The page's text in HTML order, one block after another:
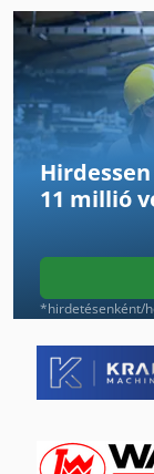
Ellenőrző És
Ex
Fngj 20
German
Hajtogató
Hsc 20 Linear
Idx 23
International
International
Kerek Fa
11 millió
*hirdetésenként/